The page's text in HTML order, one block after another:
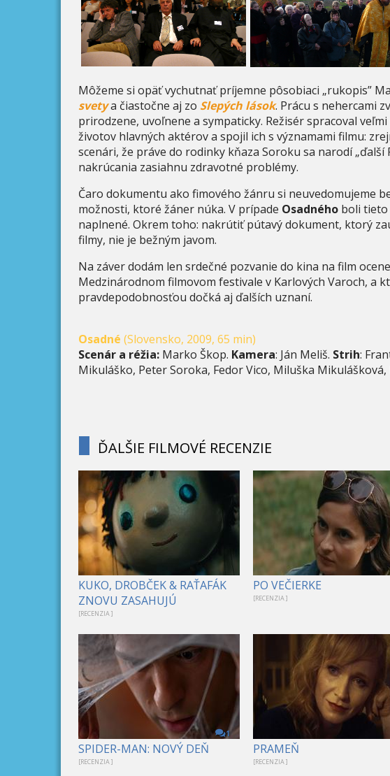
Môžeme si opäť vychutnať príjemne pôsobiaci „rukopis”
svetya čiastočne aj zo Slepých lások. Prácu s nehercami
prirodzene, uvoľnene a sympaticky. Režisér spracoval
životov hlavných aktérov a spojil ich s významami filmu:
scenári, že práve do rodinky kňaza Soroku sa narodí
nakrúcania zasiahnu zdravotné problémy.
Čaro dokumentu ako fimového žánru si neuvedomujeme
možnosti, ktoré žáner núka. V prípade Osadného boli tieto
naplnené. Okrem toho: nakrútiť pútavý dokument, ktorý
filmy, nie je bežným javom.
Na záver dodám len srdečné pozvanie do kina na film
Medzinárodnom filmovom festivale v Karlových Varoch, a
pravdepodobnosťou dočká aj ďalších uznaní.
Osadné (Slovensko, 2009, 65 min)
Scenár a réžia: Marko Škop. Kamera: Ján Meliš. Strih:
Mikuláško, Peter Soroka, Fedor Vico, Miluška Mikulášková,
ĎALŠIE FILMOVÉ RECENZIE
KUKO, DROBČEK & RAŤAFÁK
ZNOVU ZASAHUJÚ
[RECENZIA ]
PO VEČIERKE
[RECENZIA ]
1
SPIDER-MAN: NOVÝ DEŇ
[RECENZIA ]
PRAMEŇ
[RECENZIA ]